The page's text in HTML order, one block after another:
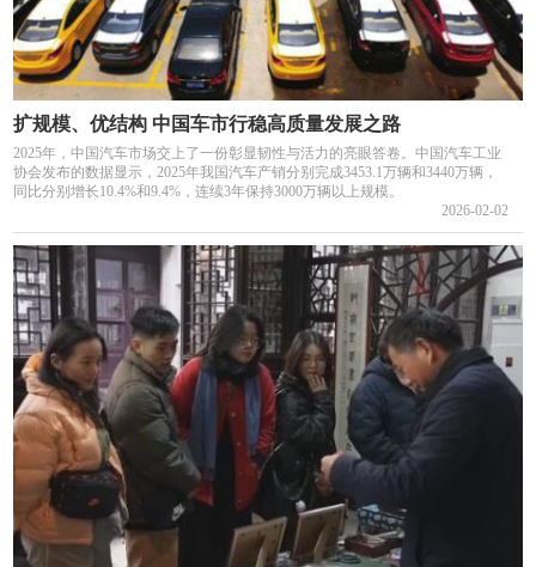
扩规模、优结构 中国车市行稳高质量发展之路
2025年，中国汽车市场交上了一份彰显韧性与活力的亮眼答卷。中国汽车工业
协会发布的数据显示，2025年我国汽车产销分别完成3453.1万辆和3440万辆，
同比分别增长10.4%和9.4%，连续3年保持3000万辆以上规模。
2026-02-02